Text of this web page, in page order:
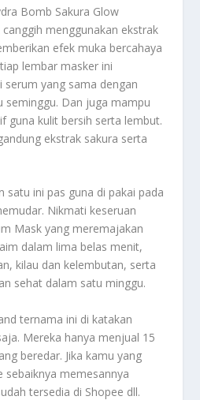
Bomb Sakura Glow
menggunakan ekstrak
efek muka bercahaya
lembar masker ini
yang sama dengan
seminggu. Dan juga mampu
guna kulit bersih serta lembut.
ekstrak sakura serta
satu ini pas guna di pakai pada
Nikmati keseruan
Mask yang meremajakan
dalam lima belas menit,
kilau dan kelembutan, serta
sehat dalam satu minggu.
ternama ini di katakan
Mereka hanya menjual 15
beredar. Jika kamu yang
memesannya
tersedia di Shopee dll.